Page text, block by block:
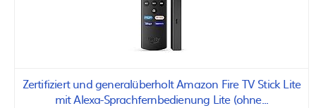
Zertifiziert und generalüberholt Amazon Fire TV Stick Lite
mit Alexa-Sprachfernbedienung Lite (ohne...